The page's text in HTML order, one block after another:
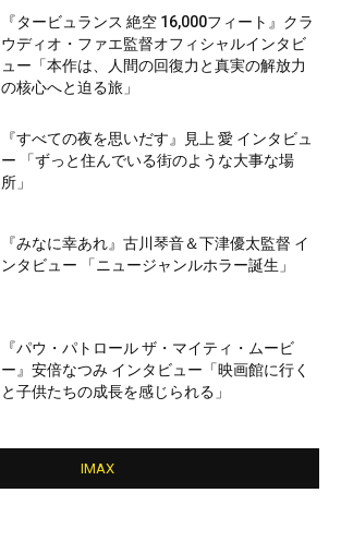
『タービュランス 絶空 16,000フィート』クラ
ウディオ・ファエ監督オフィシャルインタビ
ュー「本作は、人間の回復力と真実の解放力
の核心へと迫る旅」
『すべての夜を思いだす』見上 愛 インタビュ
ー 「ずっと住んでいる街のような大事な場
所」
『みなに幸あれ』古川琴音＆下津優太監督 イ
ンタビュー 「ニュージャンルホラー誕生」
『パウ・パトロール ザ・マイティ・ムービ
ー』安倍なつみ インタビュー「映画館に行く
と子供たちの成長を感じられる」
IMAX